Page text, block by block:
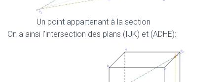
Un point appartenant à la section
On a ainsi l’intersection des plans (IJK) et (ADHE):